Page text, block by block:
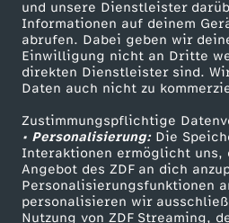
und unsere Dienstleister
Informationen auf deinem
abrufen. Dabei geben wir
Einwilligung nicht an Dritte
direkten Dienstleister sind.
Daten auch nicht zu
Zustimmungspflichtige
• Personalisierung:Die
Interaktionen ermöglicht uns,
Angebot des ZDF an dich
Personalisierungsfunktionen
personalisieren wir
Nutzung von ZDF Streaming,
n
e
F
r
i
Mehr ZDF
ZDF-Apps
Smart TV
ZDFtext
Livestreams
Sendungen A-Z
TV-Programm